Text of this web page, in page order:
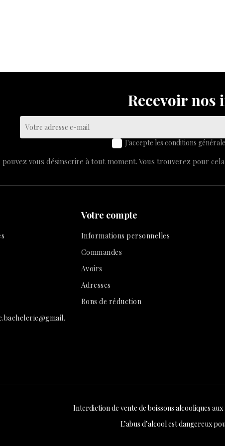
Recevoir
J'accepte les conditions
pouvez vous désinscrire à tout moment. Vous trouverez pour
Votre compte
Informations personnelles
Commandes
Avoirs
Adresses
Bons de réduction
Interdiction de vente de boissons alcooliques aux
L’abus d’alcool est dangereux